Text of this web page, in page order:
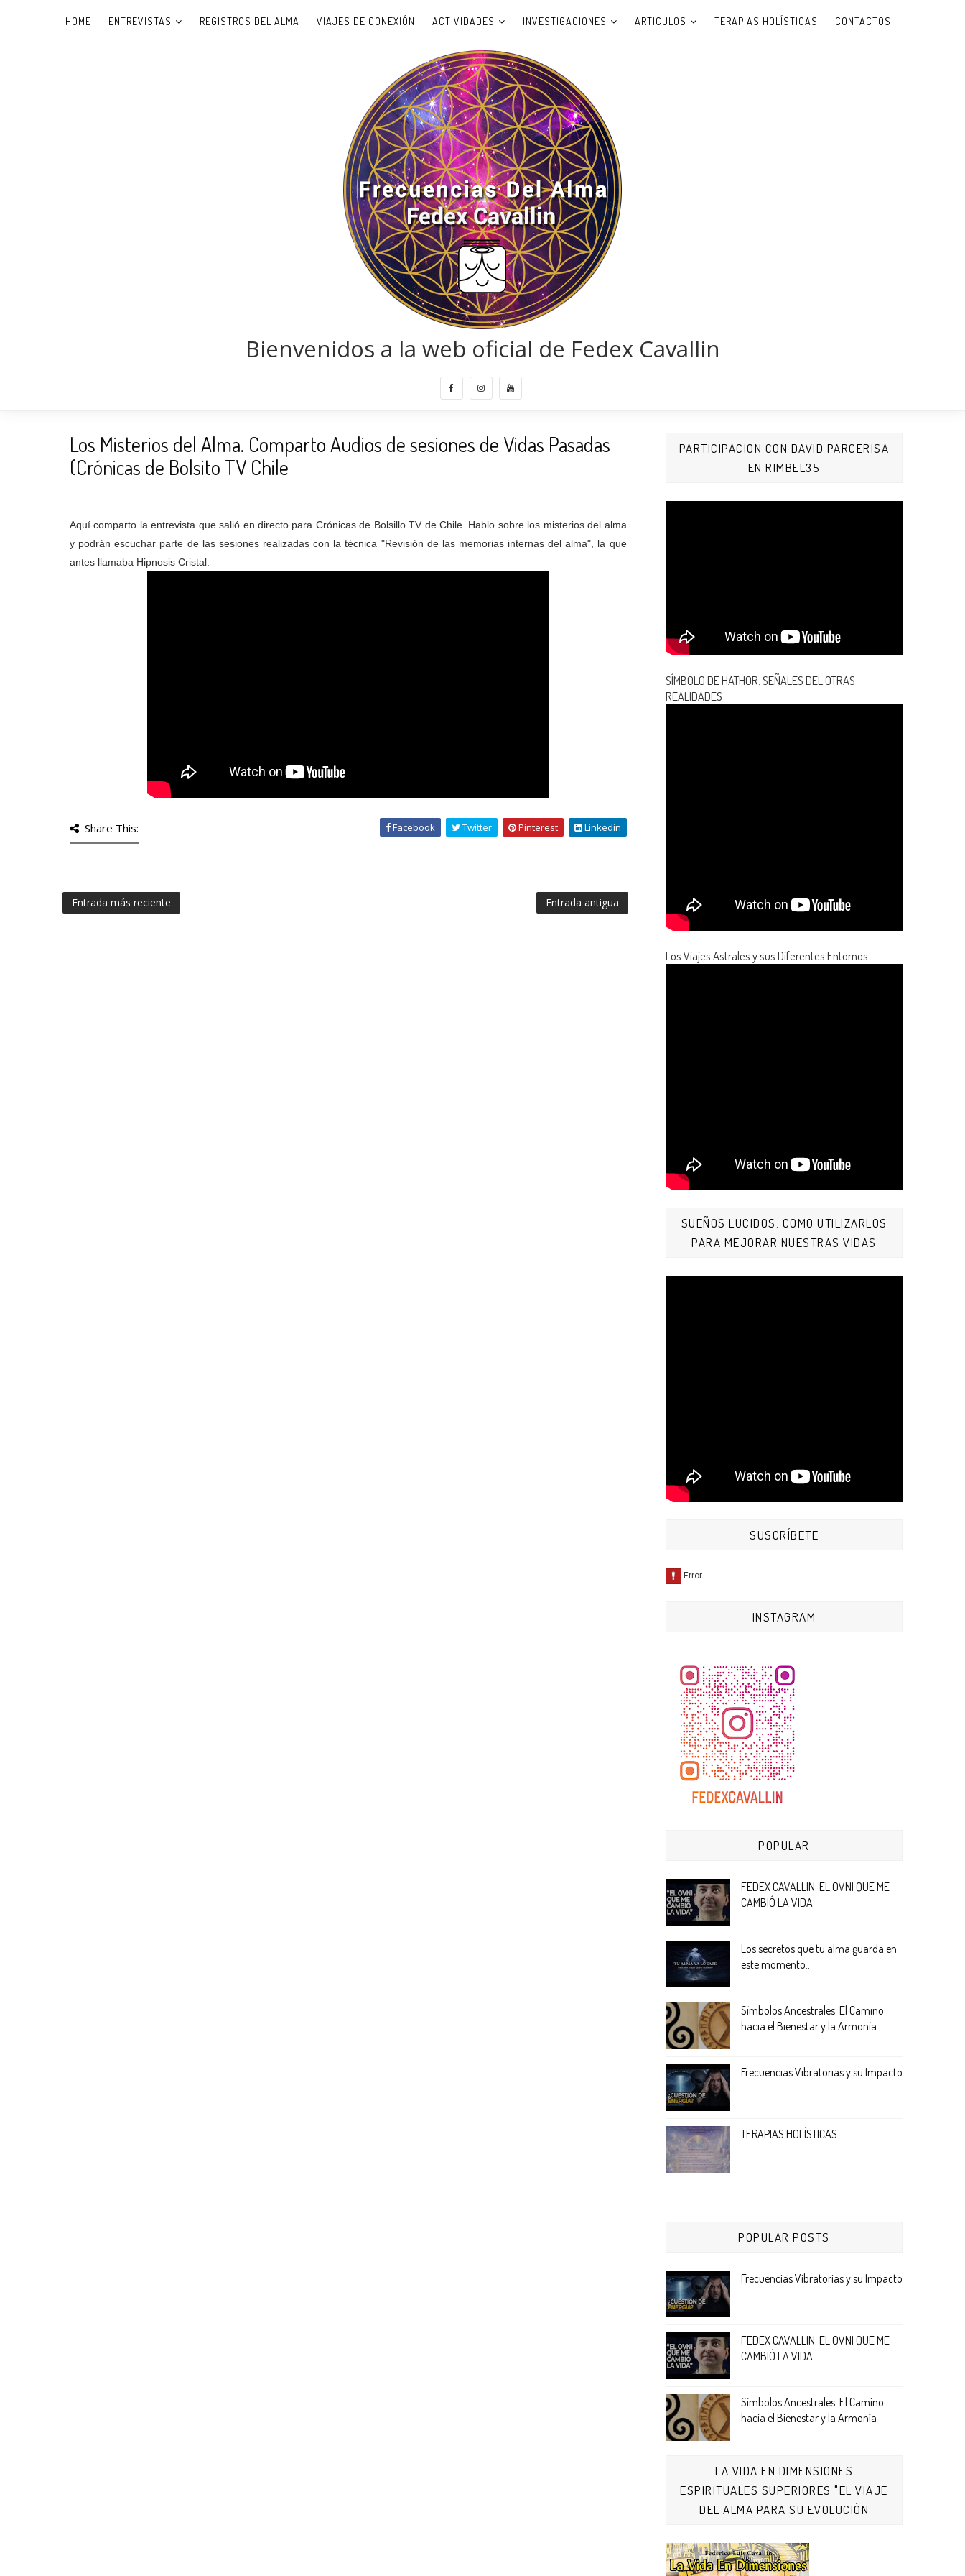
HOME ENTREVISTAS REGISTROS DEL ALMA VIAJES DE CONEXIÓN ACTIVIDADES INVESTIGACIONES ARTICULOS TERAPIAS HOLÍSTICAS CONTACTOS
Bienvenidos a la web oficial de Fedex Cavallin
Los Misterios del Alma. Comparto Audios de sesiones de Vidas Pasadas
(Crónicas de Bolsito TV Chile
Aquí comparto la entrevista que salió en directo para Crónicas de Bolsillo TV de Chile. Hablo sobre los misterios del alma
y podrán escuchar parte de las sesiones realizadas con la técnica "Revisión de las memorias internas del alma", la que
antes llamaba Hipnosis Cristal.
Share This: Facebook Twitter Pinterest Linkedin
Entrada más reciente Entrada antigua
PARTICIPACION CON DAVID PARCERISA
EN RIMBEL35
SÍMBOLO DE HATHOR. SEÑALES DEL OTRAS
REALIDADES
Los Viajes Astrales y sus Diferentes Entornos
SUEÑOS LUCIDOS. COMO UTILIZARLOS
PARA MEJORAR NUESTRAS VIDAS
SUSCRÍBETE
INSTAGRAM
POPULAR
FEDEX CAVALLIN: EL OVNI QUE ME
CAMBIÓ LA VIDA
Los secretos que tu alma guarda en
este momento...
Símbolos Ancestrales: El Camino
hacia el Bienestar y la Armonía
Frecuencias Vibratorias y su Impacto
TERAPIAS HOLÍSTICAS
POPULAR POSTS
Frecuencias Vibratorias y su Impacto
FEDEX CAVALLIN: EL OVNI QUE ME
CAMBIÓ LA VIDA
Símbolos Ancestrales: El Camino
hacia el Bienestar y la Armonía
LA VIDA EN DIMENSIONES
ESPIRITUALES SUPERIORES "EL VIAJE
DEL ALMA PARA SU EVOLUCIÓN